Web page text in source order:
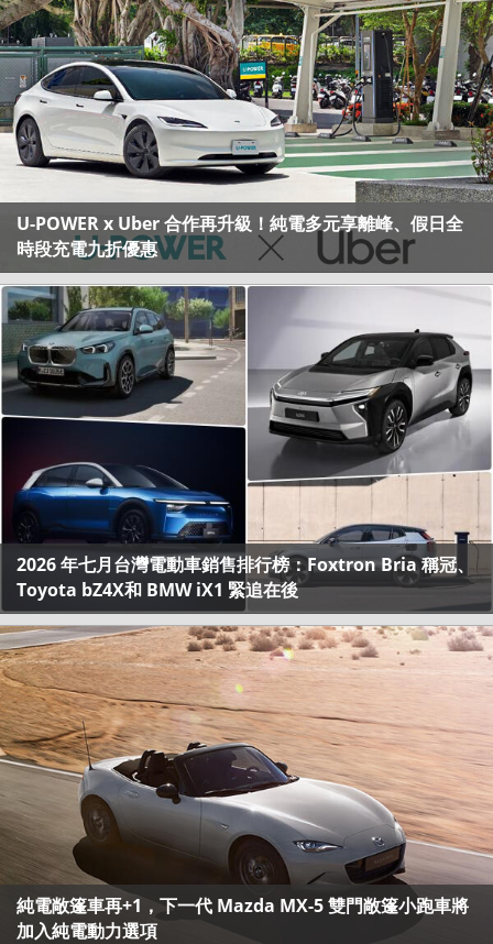
U-POWER x Uber 合作再升級！純電多元享離峰、假日全
時段充電九折優惠
2026 年七月台灣電動車銷售排行榜：Foxtron Bria 稱冠、
Toyota bZ4X和 BMW iX1 緊追在後
純電敞篷車再+1，下一代 Mazda MX-5 雙門敞篷小跑車將
加入純電動力選項